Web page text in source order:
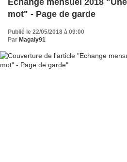
Echange mensuel 2018
mot" - Page de garde
Publié le 22/05/2018 à 09:00
Par Magaly91